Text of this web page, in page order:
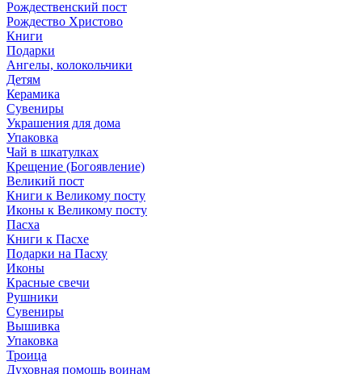
Рождественский пост
Рождество Христово
Книги
Подарки
Ангелы, колокольчики
Детям
Керамика
Сувениры
Украшения для дома
Упаковка
Чай в шкатулках
Крещение (Богоявление)
Великий пост
Книги к Великому посту
Иконы к Великому посту
Пасха
Книги к Пасхе
Подарки на Пасху
Иконы
Красные свечи
Рушники
Сувениры
Вышивка
Упаковка
Троица
Духовная помощь воинам